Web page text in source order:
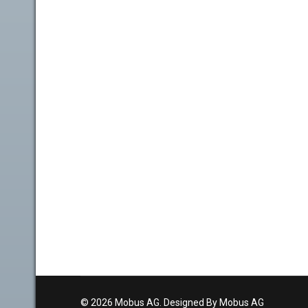
© 2026 Mobus AG. Designed By Mobus AG